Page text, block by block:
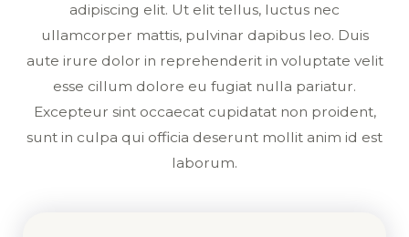
adipiscing elit. Ut elit tellus, luctus nec
ullamcorper mattis, pulvinar dapibus leo. Duis
aute irure dolor in reprehenderit in voluptate velit
esse cillum dolore eu fugiat nulla pariatur.
Excepteur sint occaecat cupidatat non proident,
sunt in culpa qui officia deserunt mollit anim id est
laborum.